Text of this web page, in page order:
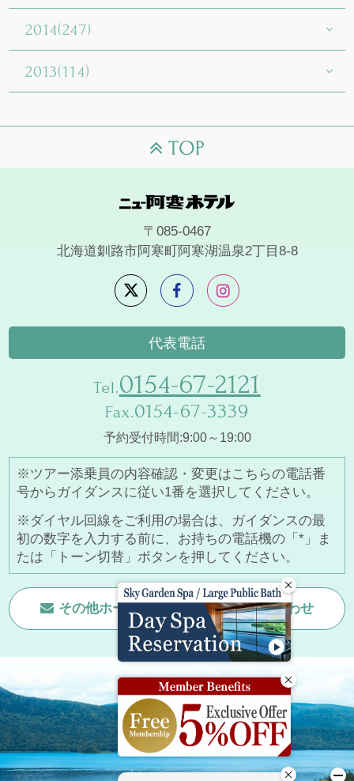
2014(247)
2013(114)
〒085-0467
北海道釧路市阿寒町阿寒湖温泉2丁目8-8
代表電話
Tel.0154-67-2121
Fax.0154-67-3339
予約受付時間:9:00～19:00
※ツアー添乗員の内容確認・変更はこちらの電話番
号からガイダンスに従い1番を選択してください。
※ダイヤル回線をご利用の場合は、ガイダンスの最
初の数字を入力する前に、お持ちの電話機の「*」ま
たは「トーン切替」ボタンを押してください。
その他ホームページに関するお問い合わせ